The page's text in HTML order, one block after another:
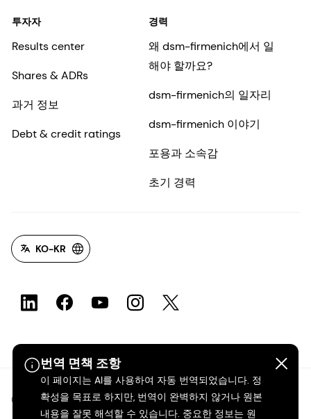
번역 면책 조항
이 페이지는 AI를 사용하여 자동 번역되었습니다. 정
확성을 목표로 하지만, 번역이 완벽하지 않거나 원본
내용을 잘못 해석할 수 있습니다. 중요한 정보는 원
투자자
Results center
Shares & ADRs
과거 정보
Debt & credit ratings
경력
왜 dsm-firmenich에서 일
해야 할까요?
dsm-firmenich의 일자리
dsm-firmenich 이야기
포용과 소속감
초기 경력
KO-KR
©2026 dsm-firmenich. 모든 권리 보유.